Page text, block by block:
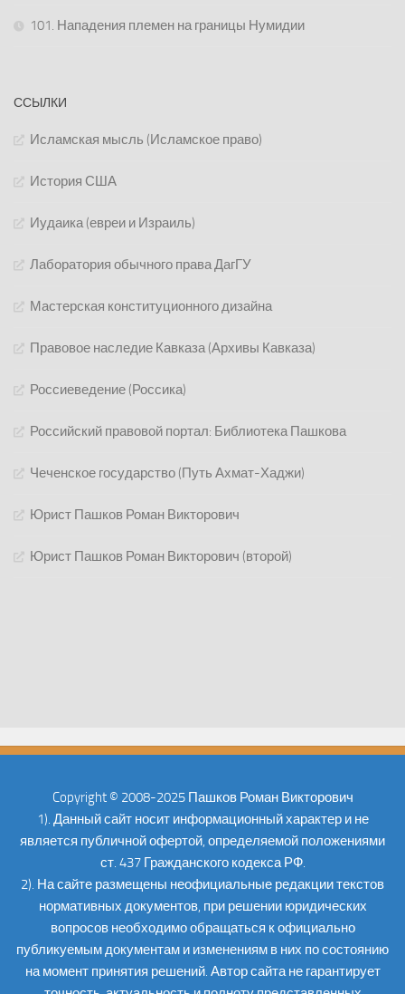
101. Нападения племен на границы Нумидии
ССЫЛКИ
Исламская мысль (Исламское право)
История США
Иудаика (евреи и Израиль)
Лаборатория обычного права ДагГУ
Мастерская конституционного дизайна
Правовое наследие Кавказа (Архивы Кавказа)
Россиеведение (Россика)
Российский правовой портал: Библиотека Пашкова
Чеченское государство (Путь Ахмат-Хаджи)
Юрист Пашков Роман Викторович
Юрист Пашков Роман Викторович (второй)
Copyright © 2008-2025 Пашков Роман Викторович
1). Данный сайт носит информационный характер и не
является публичной офертой, определяемой положениями
ст. 437 Гражданского кодекса РФ.
2). На сайте размещены неофициальные редакции текстов
нормативных документов, при решении юридических
вопросов необходимо обращаться к официально
публикуемым документам и изменениям в них по состоянию
на момент принятия решений. Автор сайта не гарантирует